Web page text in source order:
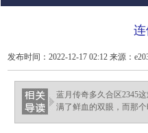
发布时间：2022-12-17 02:12 来源：
蓝月传奇多久合区2345
满了鲜血的双眼，而那个